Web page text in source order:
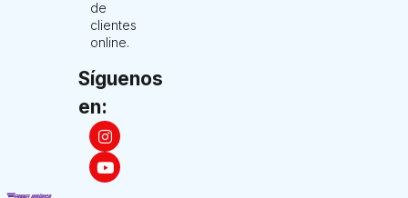
de
clientes
online.
Síguenos
en: